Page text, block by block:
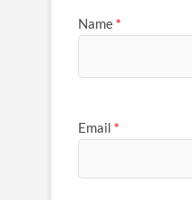
Name *
Email *